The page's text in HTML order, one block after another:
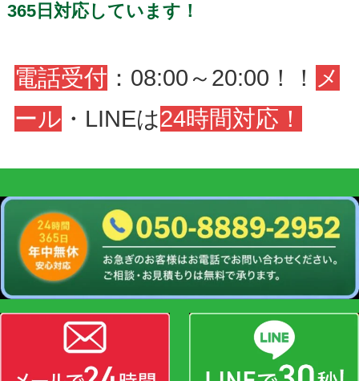
365日対応しています！
電話受付 ：08:00～20:00！！ メ
ール ・LINEは24時間対応！